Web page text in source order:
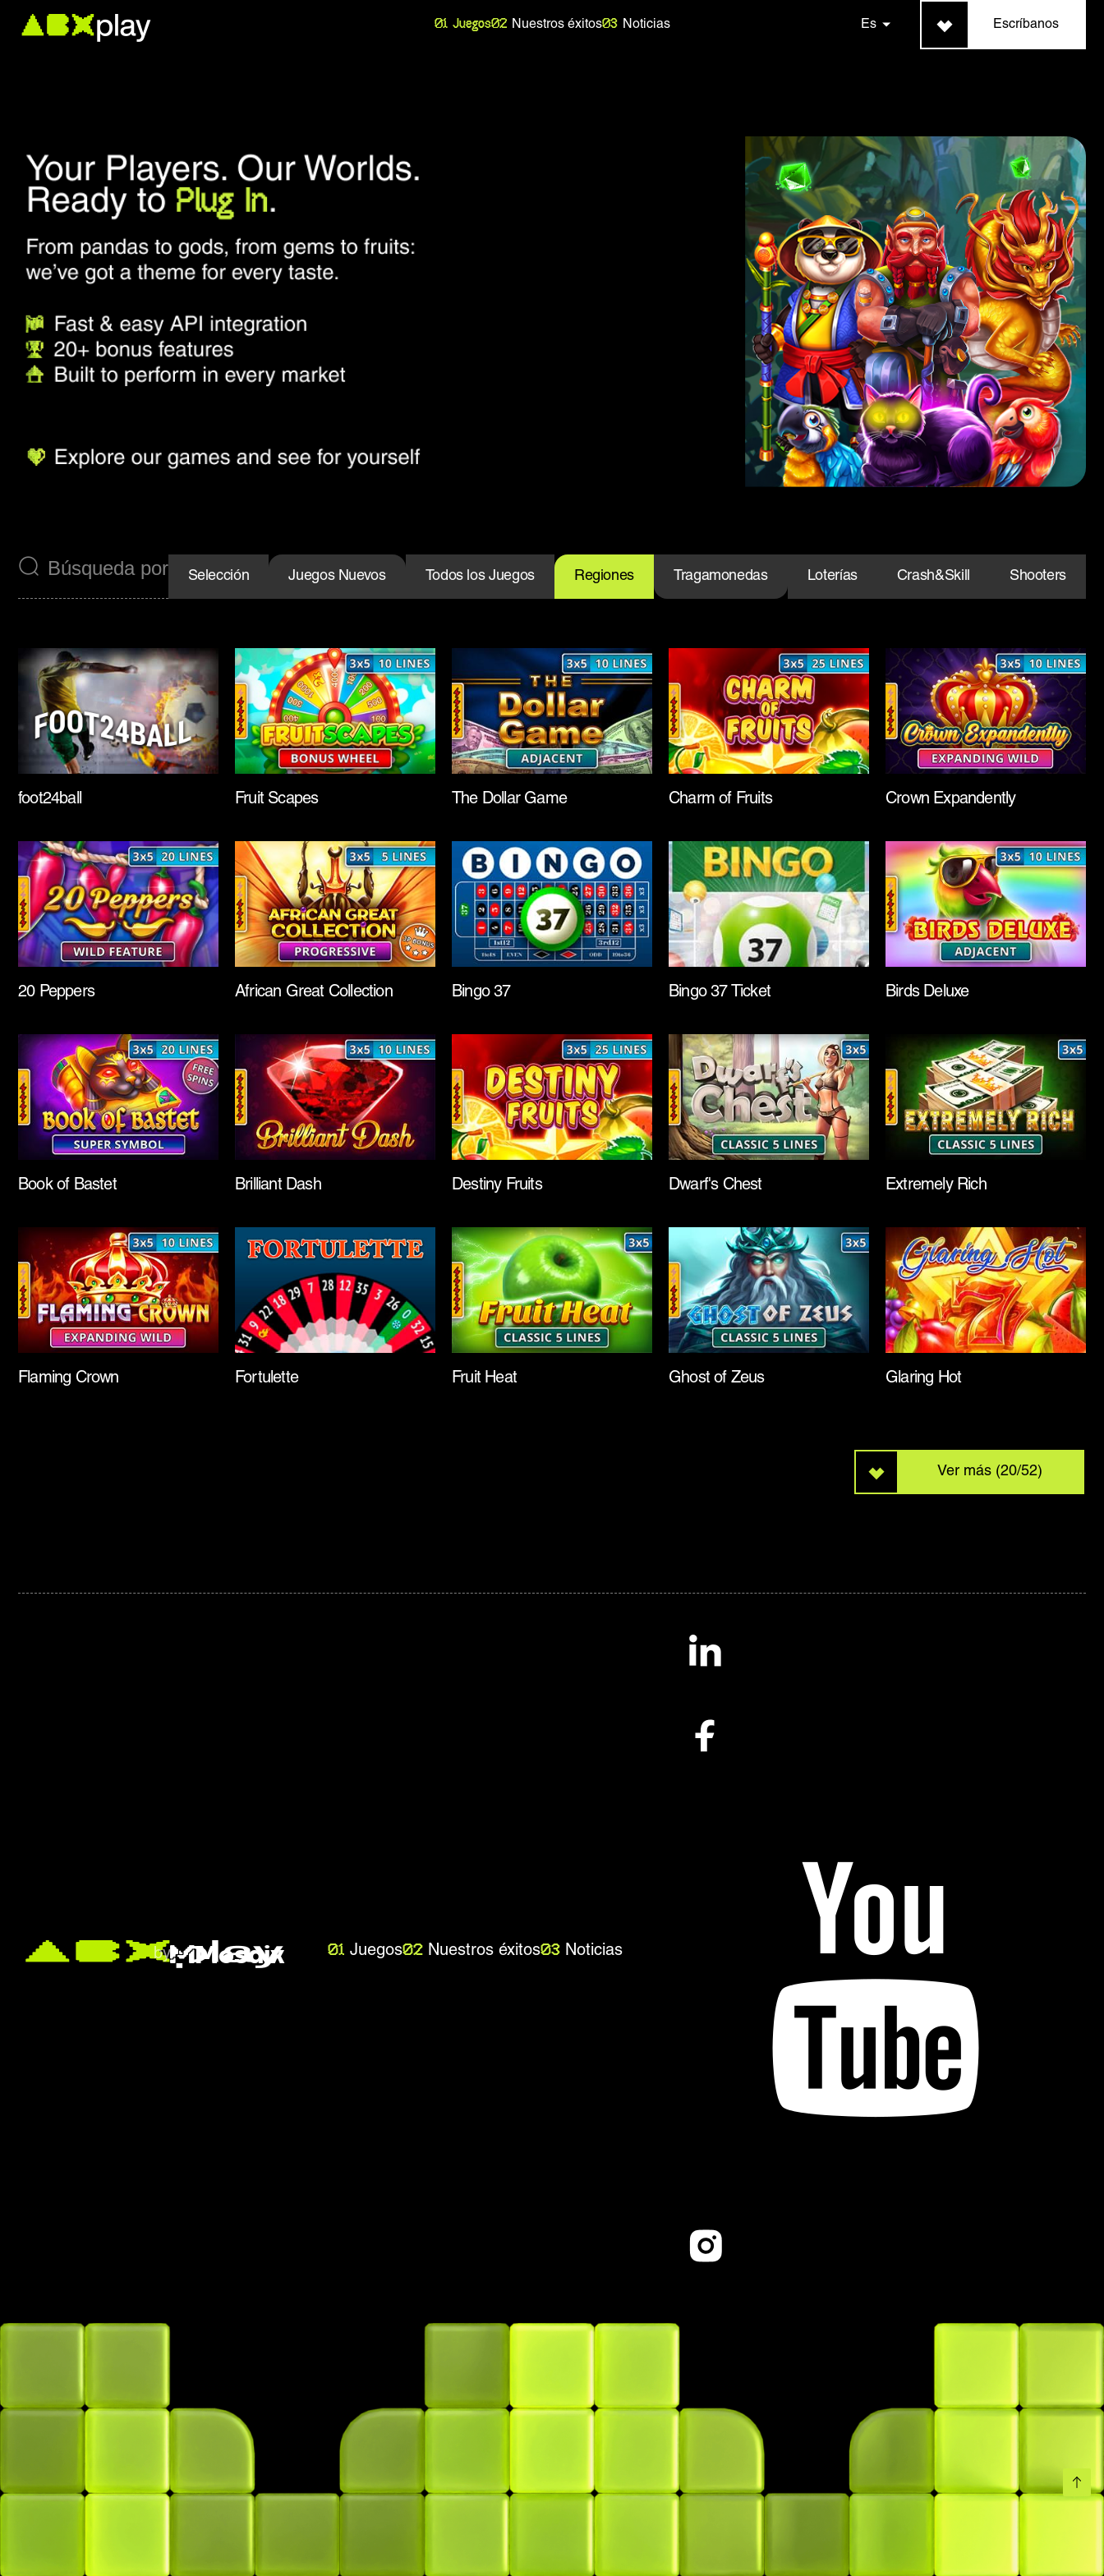
Juegos Nuestros éxitos Noticias Es Escríbanos
Selección Juegos Nuevos Todos los Juegos Regiones Tragamonedas Loterías Crash&Skill Shooters
foot24ball Fruit Scapes The Dollar Game Charm of Fruits Crown Expandently
20 Peppers African Great Collection Bingo 37 Bingo 37 Ticket Birds Deluxe
Book of Bastet Brilliant Dash Destiny Fruits Dwarf's Chest Extremely Rich
Flaming Crown Fortulette Fruit Heat Ghost of Zeus Glaring Hot
Ver más (20/52)
by Mosaix Juegos Nuestros éxitos Noticias